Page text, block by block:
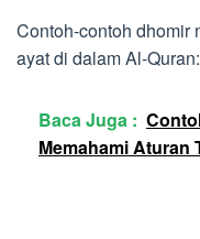
Contoh-contoh dhomir
ayat di dalam Al-Quran:
Baca Juga :
Memahami Aturan